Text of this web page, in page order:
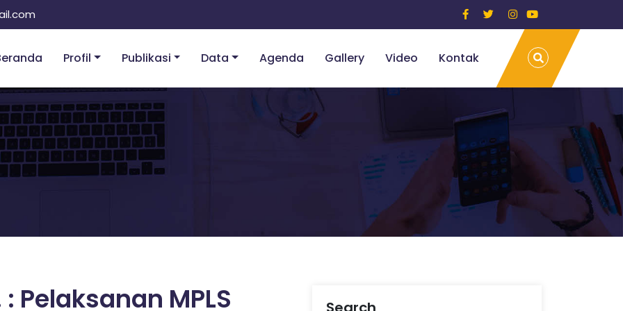
Profil Publikasi Data Agenda Gallery Video Kontak
Pelaksanan MPLS